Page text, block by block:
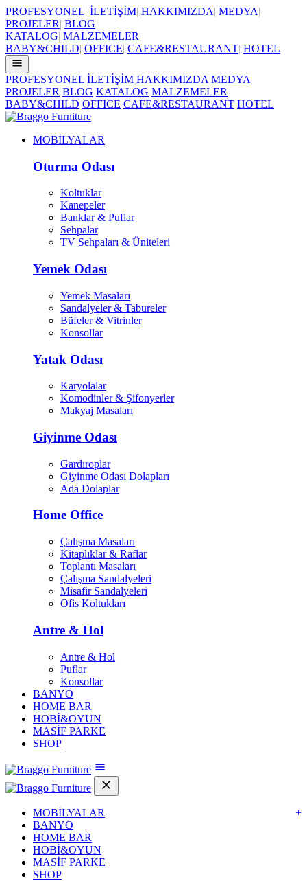
PROFESYONEL| İLETİŞİM| HAKKIMIZDA| MEDYA|
PROJELER| BLOG
KATALOG| MALZEMELER
BABY&CHILD| OFFICE| CAFE&RESTAURANT| HOTEL
PROFESYONEL İLETİŞİM HAKKIMIZDA MEDYA
PROJELER BLOG KATALOG MALZEMELER
BABY&CHILD OFFICE CAFE&RESTAURANT HOTEL
MOBİLYALAR
Oturma Odası
Koltuklar
Kanepeler
Banklar & Puflar
Sehpalar
TV Sehpaları & Üniteleri
Yemek Odası
Yemek Masaları
Sandalyeler & Tabureler
Büfeler & Vitrinler
Konsollar
Yatak Odası
Karyolalar
Komodinler & Şifonyerler
Makyaj Masaları
Giyinme Odası
Gardıroplar
Giyinme Odası Dolapları
Ada Dolaplar
Home Office
Çalışma Masaları
Kitaplıklar & Raflar
Toplantı Masaları
Çalışma Sandalyeleri
Misafir Sandalyeleri
Ofis Koltukları
Antre & Hol
Antre & Hol
Puflar
Konsollar
BANYO
HOME BAR
HOBİ&OYUN
MASİF PARKE
SHOP
MOBİLYALAR
+
BANYO
HOME BAR
HOBİ&OYUN
MASİF PARKE
SHOP